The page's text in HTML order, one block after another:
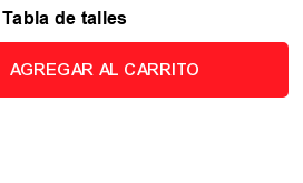
Tabla de talles
AGREGAR AL CARRITO